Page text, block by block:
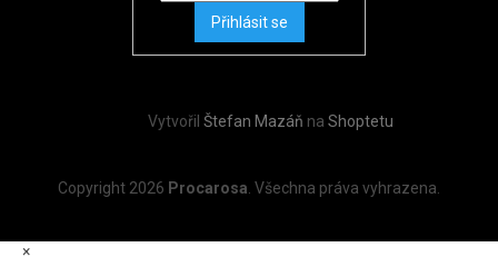
Přihlásit se
Vytvořil Štefan Mazáň na Shoptetu
Copyright 2026 Procarosa . Všechna práva vyhrazena.
×